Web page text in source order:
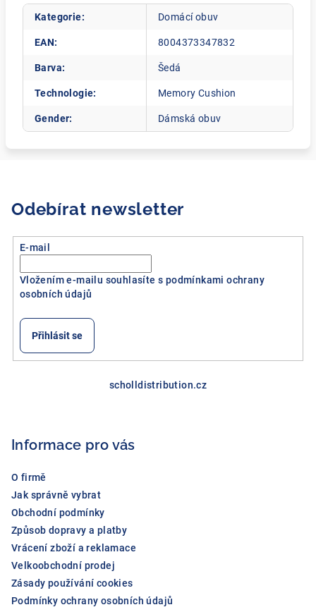
Kategorie: Domácí obuv
EAN: 8004373347832
Barva: Šedá
Technologie: Memory Cushion
Gender: Dámská obuv
Odebírat newsletter
E-mail
Vložením e-mailu souhlasíte s podmínkami ochrany
osobních údajů
Přihlásit se
scholldistribution.cz
Informace pro vás
O firmě
Jak správně vybrat
Obchodní podmínky
Způsob dopravy a platby
Vrácení zboží a reklamace
Velkoobchodní prodej
Zásady používání cookies
Podmínky ochrany osobních údajů